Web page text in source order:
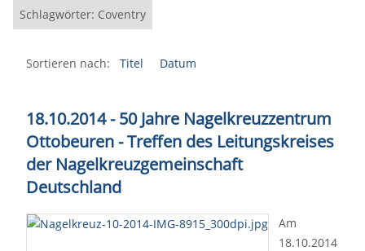
Schlagwörter: Coventry
Sortieren nach: Titel Datum
18.10.2014 - 50 Jahre Nagelkreuzzentrum
Ottobeuren - Treffen des Leitungskreises
der Nagelkreuzgemeinschaft
Deutschland
Am
18.10.2014